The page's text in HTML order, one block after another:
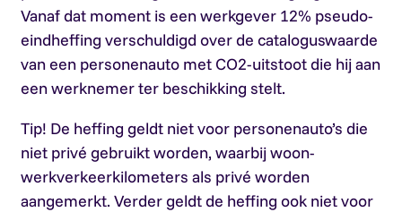
Vanaf dat moment is een werkgever 12% pseudo-
eindheffing verschuldigd over de cataloguswaarde
van een personenauto met CO2-uitstoot die hij aan
een werknemer ter beschikking stelt.
Tip! De heffing geldt niet voor personenauto’s die
niet privé gebruikt worden, waarbij woon-
werkverkeerkilometers als privé worden
aangemerkt. Verder geldt de heffing ook niet voor